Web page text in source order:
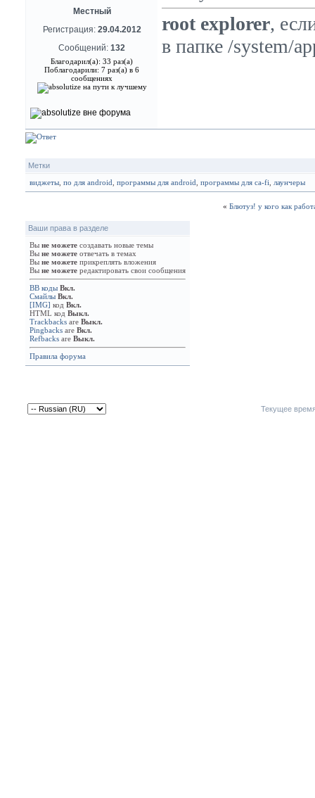
Местный
Регистрация: 29.04.2012
Сообщений: 132
Благодарил(а): 33 раз(а)
Поблагодарили: 7 раз(а) в 6
сообщениях
root explorer,
в папке /system/
Метки
виджеты по для android программы для android программы для ca-fi лаунчеры
« Блютуз! у кого как
Ваши права в разделе
Вы не можете создавать новые темы
Вы не можете отвечать в темах
Вы не можете прикреплять вложения
Вы не можете редактировать свои сообщения
BB коды Вкл.
Смайлы Вкл.
[IMG] код Вкл.
HTML код Выкл.
Trackbacks are Выкл.
Pingbacks are Вкл.
Refbacks are Выкл.
Правила форума
Текущее